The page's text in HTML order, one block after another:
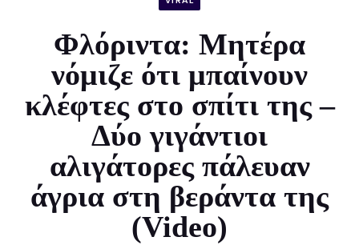
Φλόριντα: Μητέρα
νόμιζε ότι μπαίνουν
κλέφτες στο σπίτι της –
Δύο γιγάντιοι
αλιγάτορες πάλευαν
άγρια στη βεράντα της
(Video)